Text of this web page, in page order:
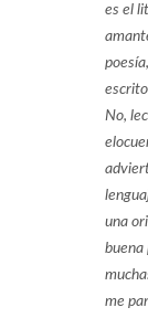
es el
No,
una
buena
me